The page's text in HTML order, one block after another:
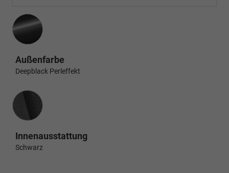
Außenfarbe
Deepblack Perleffekt
Innenausstattung
Innenausstattung
Schwarz